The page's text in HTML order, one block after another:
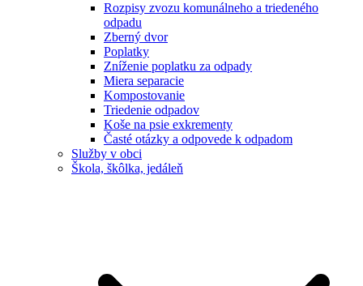
Rozpisy zvozu komunálneho a triedeného
odpadu
Zberný dvor
Poplatky
Zníženie poplatku za odpady
Miera separacie
Kompostovanie
Triedenie odpadov
Koše na psie exkrementy
Časté otázky a odpovede k odpadom
Služby v obci
Škola, škôlka, jedáleň